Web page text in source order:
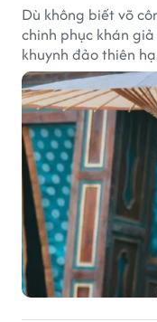
Dù không biết võ
chinh phục khán
khuynh đảo thiên